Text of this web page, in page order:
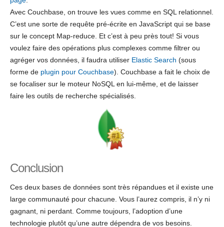
Avec Couchbase, on trouve les vues comme en SQL relationnel.
C’est une sorte de requête pré-écrite en JavaScript qui se base
sur le concept Map-reduce. Et c’est à peu près tout! Si vous
voulez faire des opérations plus complexes comme filtrer ou
agréger vos données, il faudra utiliser Elastic Search (sous
forme de plugin pour Couchbase). Couchbase a fait le choix de
se focaliser sur le moteur NoSQL en lui-même, et de laisser
faire les outils de recherche spécialisés.
Conclusion
Ces deux bases de données sont très répandues et il existe une
large communauté pour chacune. Vous l’aurez compris, il n’y ni
gagnant, ni perdant. Comme toujours, l’adoption d’une
technologie plutôt qu’une autre dépendra de vos besoins.